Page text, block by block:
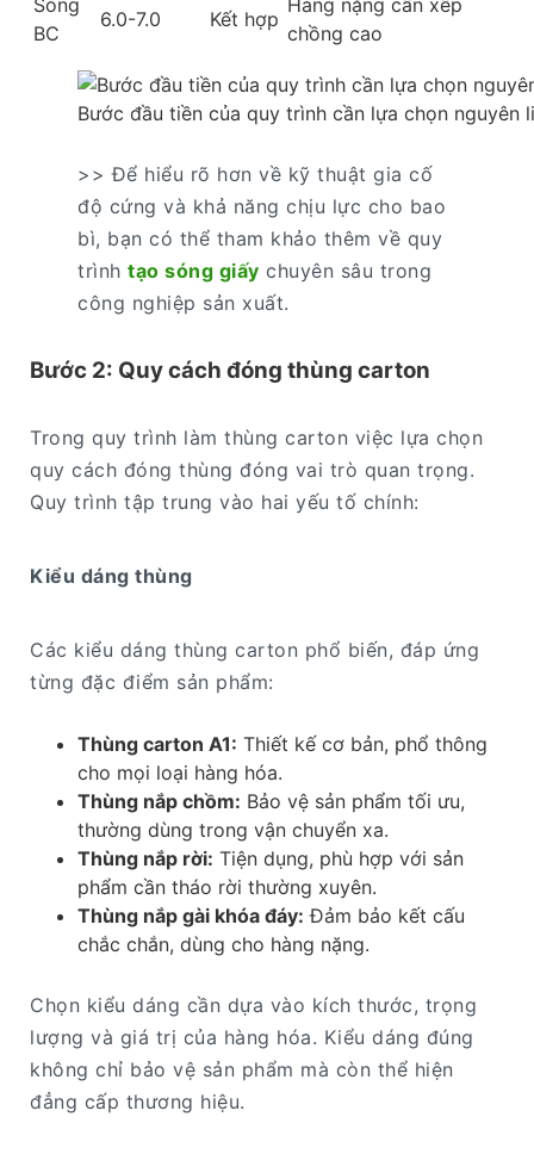
Sóng
BC
6.0-7.0 Kết hợp
Hàng nặng cần xếp
chồng cao
Bước đầu tiền của quy trình cần lựa chọn nguyên
>> Để hiểu rõ hơn về kỹ thuật gia cố
độ cứng và khả năng chịu lực cho bao
bì, bạn có thể tham khảo thêm về quy
trình tạo sóng giấy chuyên sâu trong
công nghiệp sản xuất.
Bước 2: Quy cách đóng thùng carton
Trong quy trình làm thùng carton việc lựa chọn
quy cách đóng thùng đóng vai trò quan trọng.
Quy trình tập trung vào hai yếu tố chính:
Kiểu dáng thùng
Các kiểu dáng thùng carton phổ biến, đáp ứng
từng đặc điểm sản phẩm:
Thùng carton A1: Thiết kế cơ bản, phổ thông
cho mọi loại hàng hóa.
Thùng nắp chồm: Bảo vệ sản phẩm tối ưu,
thường dùng trong vận chuyển xa.
Thùng nắp rời: Tiện dụng, phù hợp với sản
phẩm cần tháo rời thường xuyên.
Thùng nắp gài khóa đáy: Đảm bảo kết cấu
chắc chắn, dùng cho hàng nặng.
Chọn kiểu dáng cần dựa vào kích thước, trọng
lượng và giá trị của hàng hóa. Kiểu dáng đúng
không chỉ bảo vệ sản phẩm mà còn thể hiện
đẳng cấp thương hiệu.